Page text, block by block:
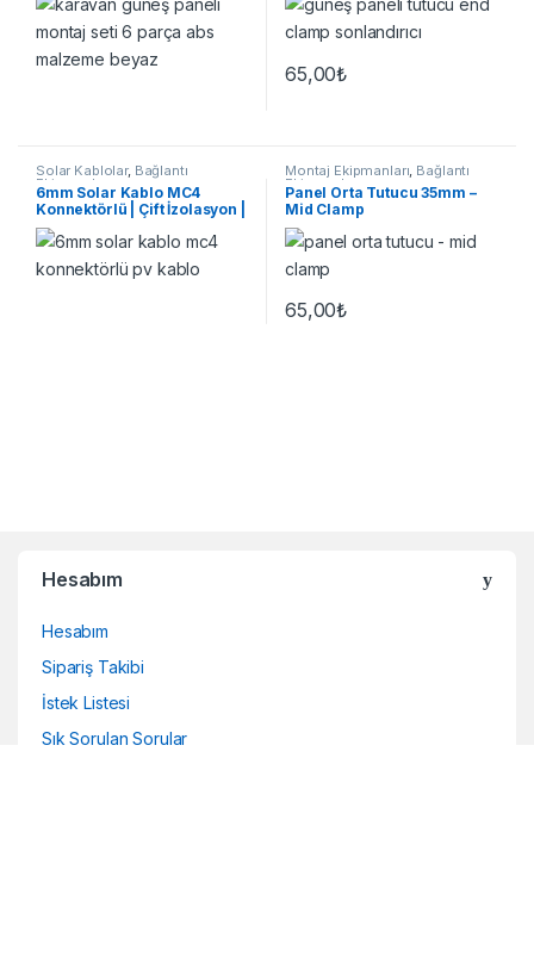
65,00₺
Solar Kablolar, Bağlantı
Ekipmanları
6mm Solar Kablo MC4
Konnektörlü | Çift İzolasyon |
Hazır Set
Montaj Ekipmanları, Bağlantı
Ekipmanları
Panel Orta Tutucu 35mm –
Mid Clamp
65,00₺
Hesabım
Hesabım
Sipariş Takibi
İstek Listesi
Sık Sorulan Sorular